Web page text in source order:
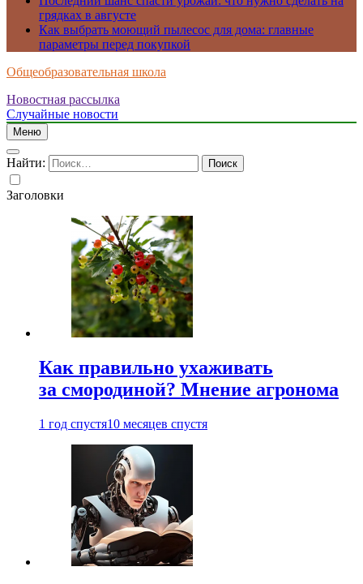
грядках в августе
Как выбрать моющий пылесос для дома: главные
параметры перед покупкой
Общеобразовательная школа
Новостная рассылка
Случайные новости
Меню
Найти:
Заголовки
Как правильно ухаживать
за смородиной? Мнение агронома
1 год спустя10 месяцев спустя